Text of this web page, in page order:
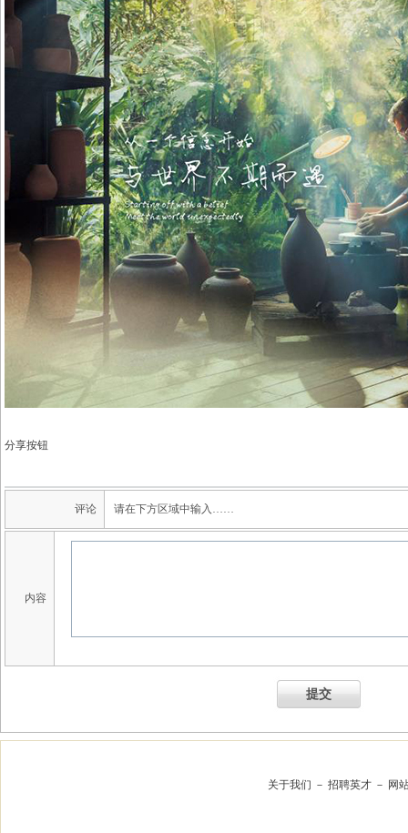
分享按钮
评论 请在下方区域中输入……
内容
提交
关于我们 － 招聘英才 － 网